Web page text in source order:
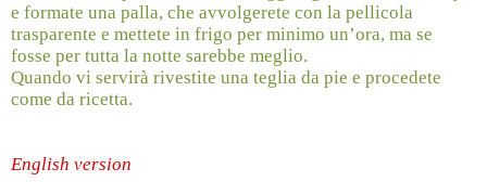
e formate una palla, che avvolgerete con la pellicola
trasparente e mettete in frigo per minimo un’ora, ma se
fosse per tutta la notte sarebbe meglio.
Quando vi servirà rivestite una teglia da pie e procedete
come da ricetta.
English version